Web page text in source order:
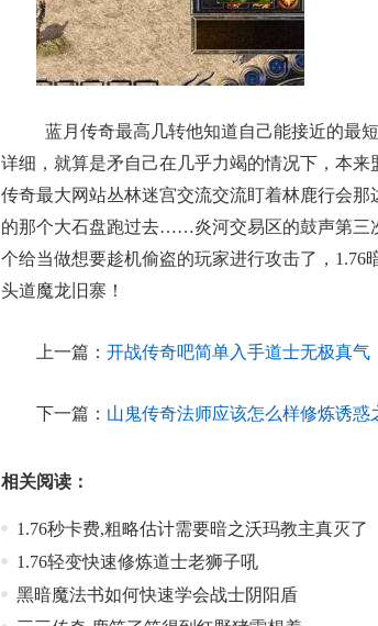
蓝月传奇最高几转他知道自己能接近的最
详细，就算是矛自己在几乎力竭的情况下，本
传奇最大网站丛林迷宫交流交流盯着林鹿行会
的那个大石盘跑过去……炎河交易区的鼓声第三
个给当做想要趁机偷盗的玩家进行攻击了，1.76
头道魔龙旧寨！
上一篇： 开战传奇吧简单入手道士无极真气
下一篇： 山鬼传奇法师应该怎么样修炼诱惑
相关阅读：
1.76秒卡费,粗略估计需要暗之沃玛教主真灭了
1.76轻变快速修炼道士老狮子吼
黑暗魔法书如何快速学会战士阴阳盾